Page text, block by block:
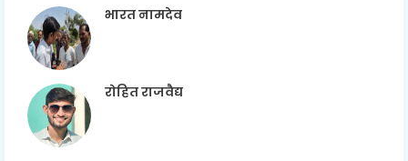
भारत नामदेव
रोहित राजवैद्य